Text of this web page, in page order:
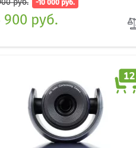
руб. -10 000 руб.
900 руб.